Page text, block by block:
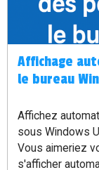
Affichage
le bureau
Affichez
sous Windows Une fonctionnalité pratique pour Windows
Vous aimeriez
s'afficher